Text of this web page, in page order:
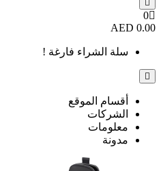
0
0.00 AED
سلة الشراء فارغة !
أقسام الموقع
الشركات
معلومات
مدونة